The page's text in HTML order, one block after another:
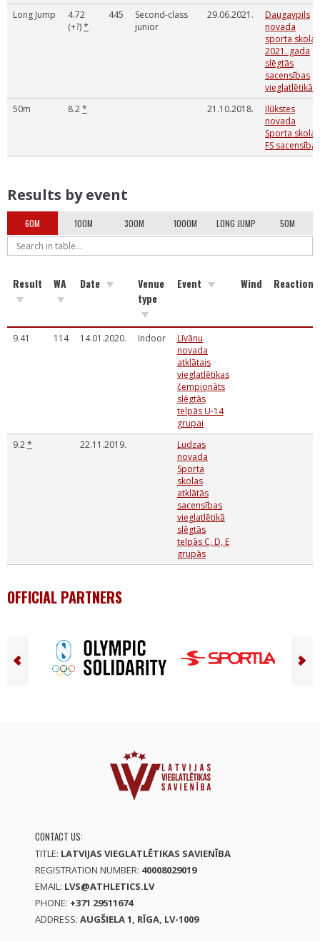
Long Jump
4.72
(+?)*
445
Second-class
junior
29.06.2021.
Daugavpils
novada
sporta skolas
2021. gada
slēgtās
sacensības
vieglatlētikā
50m
8.2* 21.10.2018.
Ilūkstes
novada
Sporta skolas
FS sacensības
Results by event
60M 100M 300M 1000M LONG JUMP 50M
Result WA Date
Venue
type
Event Wind Reaction
9.41 114 14.01.2020. Indoor
Līvānu
novada
atklātais
vieglatlētikas
čempionāts
slēgtās
telpās U-14
grupai
9.2* 22.11.2019.
Ludzas
novada
Sporta
skolas
atklātās
sacensības
vieglatlētikā
slēgtās
telpās C, D, E
grupās
OFFICIAL PARTNERS
CONTACT US:
TITLE: LATVIJAS VIEGLATLĒTIKAS SAVIENĪBA
REGISTRATION NUMBER: 40008029019
EMAIL: LVS@ATHLETICS.LV
PHONE: +371 29511674
ADDRESS: AUGŠIELA 1, RĪGA, LV-1009